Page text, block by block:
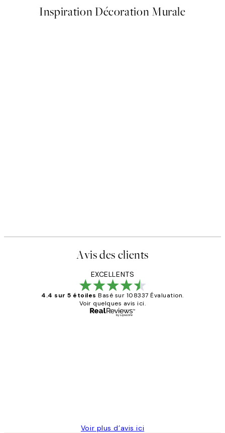
Inspiration Décoration Murale
Avis des clients
EXCELLENTS
4.4 sur 5 étoiles Basé sur 108337 Évaluation.
Voir quelques avis ici.
Voir plus d’avis ici